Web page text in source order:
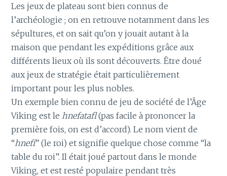
Les jeux de plateau sont bien connus de
l’archéologie ; on en retrouve notamment dans les
sépultures, et on sait qu’on y jouait autant à la
maison que pendant les expéditions grâce aux
différents lieux où ils sont découverts. Être doué
aux jeux de stratégie était particulièrement
important pour les plus nobles.
Un exemple bien connu de jeu de société de l’Âge
Viking est le hnefatafl(pas facile à prononcer la
première fois, on est d’accord). Le nom vient de
“hnefi” (le roi) et signifie quelque chose comme “la
table du roi”. Il était joué partout dans le monde
Viking, et est resté populaire pendant très